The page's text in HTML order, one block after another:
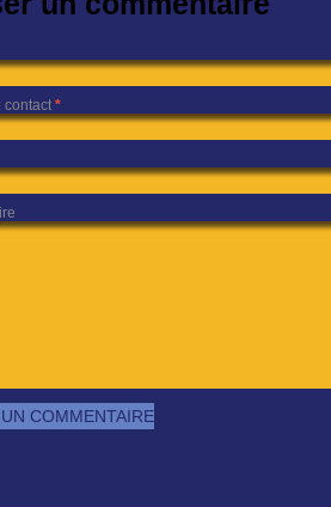
contact *